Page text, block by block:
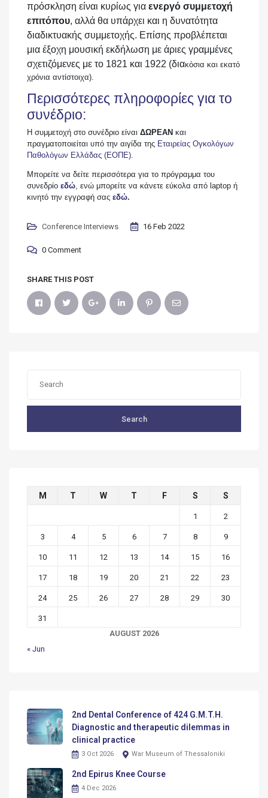
πρόσκληση είναι κυρίως για ενεργό συμμετοχή
επιτόπου, αλλά θα υπάρχει και η δυνατότητα
διαδικτυακής συμμετοχής. Επίσης προβλέπεται
μια έξοχη μουσική εκδήλωση με άριες γραμμένες
σχετιζόμενες με το 1821 και 1922 (διακόσια και εκατό
χρόνια αντίστοιχα).
Περισσότερες πληροφορίες για το
συνέδριο:
Η συμμετοχή στο συνέδριο είναι ΔΩΡΕΑΝ και
πραγματοποιείται υπό την αιγίδα της Εταιρείας Ογκολόγων
Παθολόγων Ελλάδας (ΕΟΠΕ).
Μπορείτε να δείτε περισσότερα για το πρόγραμμα του
συνεδρίο εδώ, ενώ μπορείτε να κάνετε εύκολα από laptop ή
κινητό την εγγραφή σας εδώ.
Conference Interviews 16 Feb 2022
0 Comment
SHARE THIS POST
Search
AUGUST 2026
M T W T F S S
1 2
3 4 5 6 7 8 9
10 11 12 13 14 15 16
17 18 19 20 21 22 23
24 25 26 27 28 29 30
31
« Jun
2nd Dental Conference of 424 G.M.T.H.
Diagnostic and therapeutic dilemmas in
clinical practice
3 Oct 2026 War Museum of Thessaloniki
2nd Epirus Knee Course
4 Dec 2026